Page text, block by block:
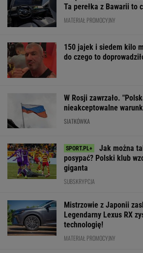
Ta perełka z Bawarii to
MATERIAŁ PROMOCYJNY
150 jajek i siedem kilo
do czego to
W Rosji zawrzało.
nieakceptowalne
SIATKÓWKA
Jak można
posypać? Polski klub
giganta
SUBSKRYPCJA
Mistrzowie z Japonii
Legendarny Lexus RX
technologię!
MATERIAŁ PROMOCYJNY